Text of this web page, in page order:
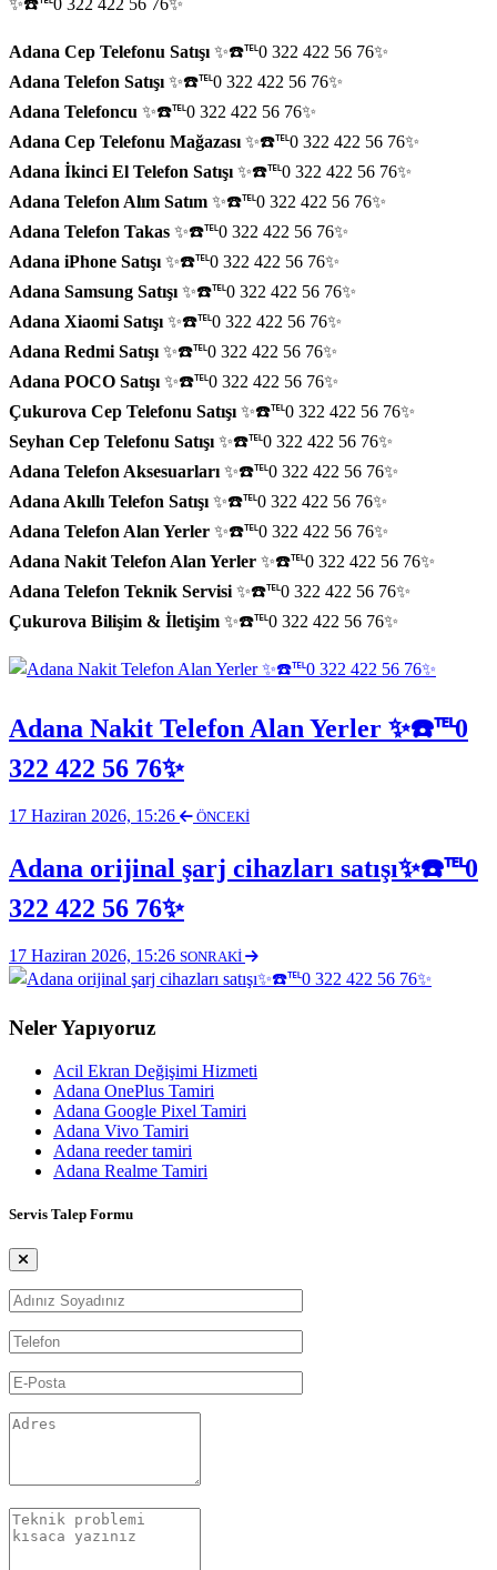
✨☎️℡0 322 422 56 76✨
Adana Cep Telefonu Satışı ✨☎️℡0 322 422 56 76✨
Adana Telefon Satışı ✨☎️℡0 322 422 56 76✨
Adana Telefoncu ✨☎️℡0 322 422 56 76✨
Adana Cep Telefonu Mağazası ✨☎️℡0 322 422 56 76✨
Adana İkinci El Telefon Satışı ✨☎️℡0 322 422 56 76✨
Adana Telefon Alım Satım ✨☎️℡0 322 422 56 76✨
Adana Telefon Takas ✨☎️℡0 322 422 56 76✨
Adana iPhone Satışı ✨☎️℡0 322 422 56 76✨
Adana Samsung Satışı ✨☎️℡0 322 422 56 76✨
Adana Xiaomi Satışı ✨☎️℡0 322 422 56 76✨
Adana Redmi Satışı ✨☎️℡0 322 422 56 76✨
Adana POCO Satışı ✨☎️℡0 322 422 56 76✨
Çukurova Cep Telefonu Satışı ✨☎️℡0 322 422 56 76✨
Seyhan Cep Telefonu Satışı ✨☎️℡0 322 422 56 76✨
Adana Telefon Aksesuarları ✨☎️℡0 322 422 56 76✨
Adana Akıllı Telefon Satışı ✨☎️℡0 322 422 56 76✨
Adana Telefon Alan Yerler ✨☎️℡0 322 422 56 76✨
Adana Nakit Telefon Alan Yerler ✨☎️℡0 322 422 56 76✨
Adana Telefon Teknik Servisi ✨☎️℡0 322 422 56 76✨
Çukurova Bilişim & İletişim ✨☎️℡0 322 422 56 76✨
Adana Nakit Telefon Alan Yerler ✨☎️℡0
322 422 56 76✨
17 Haziran 2026, 15:26 ÖNCEKİ
Adana orijinal şarj cihazları satışı✨☎️℡0
322 422 56 76✨
17 Haziran 2026, 15:26 SONRAKİ
Neler Yapıyoruz
Acil Ekran Değişimi Hizmeti
Adana OnePlus Tamiri
Adana Google Pixel Tamiri
Adana Vivo Tamiri
Adana reeder tamiri
Adana Realme Tamiri
Servis Talep Formu